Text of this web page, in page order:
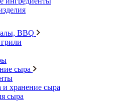
BBQ
сыра
хранение сыра
сыра